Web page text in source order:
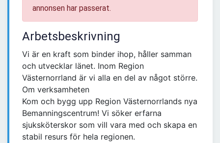
annonsen har passerat.
Arbetsbeskrivning
Vi är en kraft som binder ihop, håller samman
och utvecklar länet. Inom Region
Västernorrland är vi alla en del av något större.
Om verksamheten
Kom och bygg upp Region Västernorrlands nya
Bemanningscentrum! Vi söker erfarna
sjuksköterskor som vill vara med och skapa en
stabil resurs för hela regionen.